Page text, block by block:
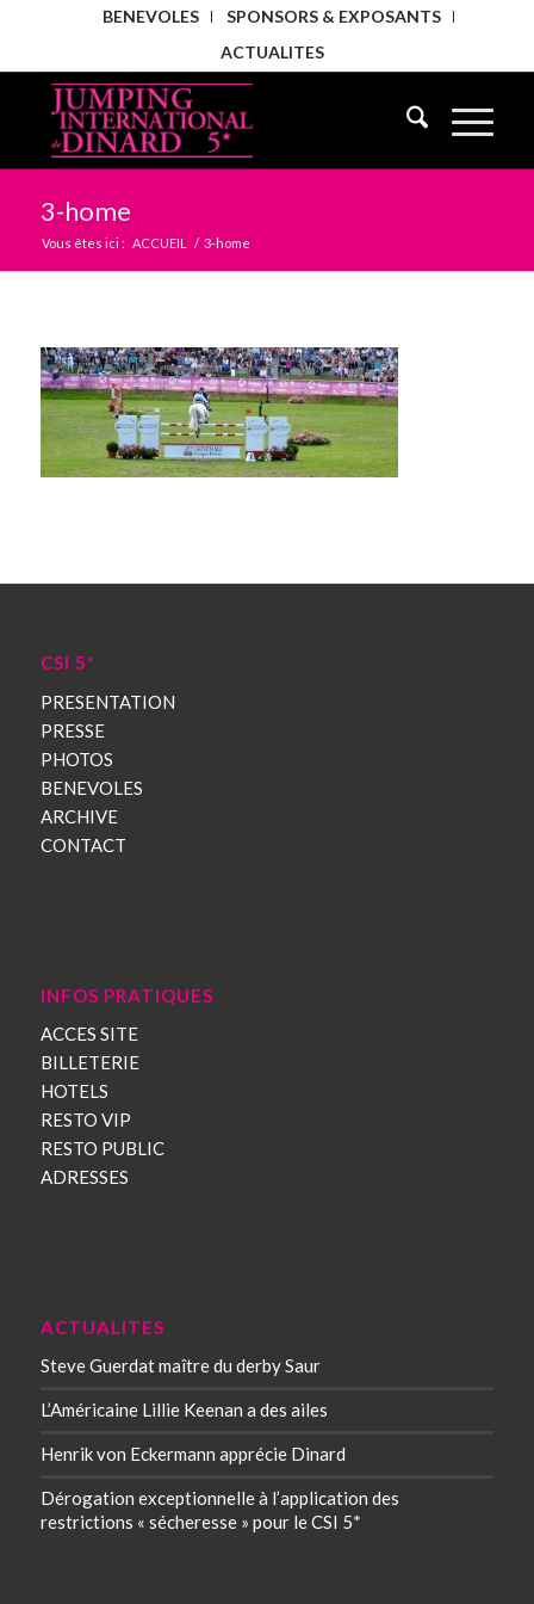
BENEVOLES
SPONSORS & EXPOSANTS
ACTUALITES
3-home
Vous êtes ici : ACCUEIL / 3-home
CSI 5*
PRESENTATION
PRESSE
PHOTOS
BENEVOLES
ARCHIVE
CONTACT
INFOS PRATIQUES
ACCES SITE
BILLETERIE
HOTELS
RESTO VIP
RESTO PUBLIC
ADRESSES
ACTUALITES
Steve Guerdat maître du derby Saur
L’Américaine Lillie Keenan a des ailes
Henrik von Eckermann apprécie Dinard
Dérogation exceptionnelle à l’application des
restrictions « sécheresse » pour le CSI 5*